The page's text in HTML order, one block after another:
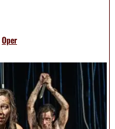
Oper